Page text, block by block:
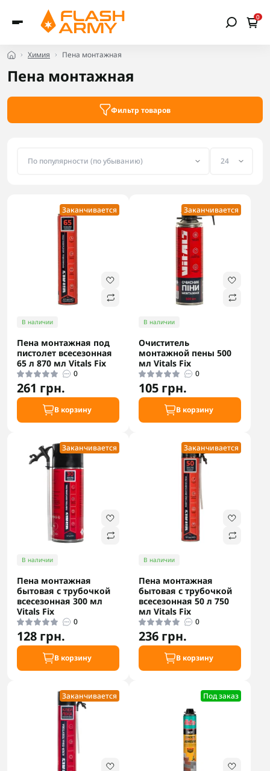
0
Химия Пена монтажная
Пена монтажная
Фильтр товаров
Заканчивается
В наличии
Пена монтажная под
пистолет всесезонная
65 л 870 мл Vitals Fix
0
261 грн.
В корзину
Заканчивается
В наличии
Очиститель
монтажной пены 500
мл Vitals Fix
0
105 грн.
В корзину
Заканчивается
В наличии
Пена монтажная
бытовая с трубочкой
всесезонная 300 мл
Vitals Fix
0
128 грн.
В корзину
Заканчивается
В наличии
Пена монтажная
бытовая с трубочкой
всесезонная 50 л 750
мл Vitals Fix
0
236 грн.
В корзину
Заканчивается Под заказ